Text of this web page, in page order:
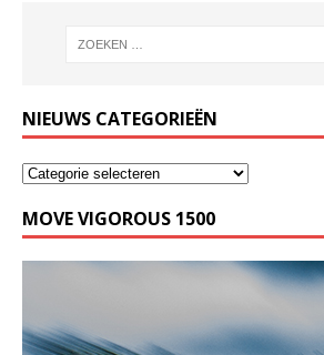
NIEUWS CATEGORIEËN
MOVE VIGOROUS 1500